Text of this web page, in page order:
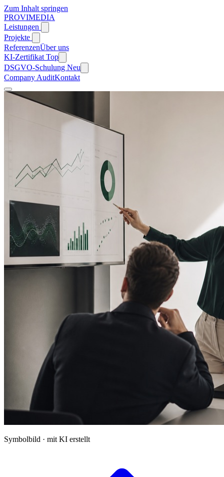
Zum Inhalt springen
PROVIMEDIA
Leistungen
Projekte
ReferenzenÜber uns
KI-Zertifikat Top
DSGVO-Schulung Neu
Company AuditKontakt
Symbolbild · mit KI erstellt